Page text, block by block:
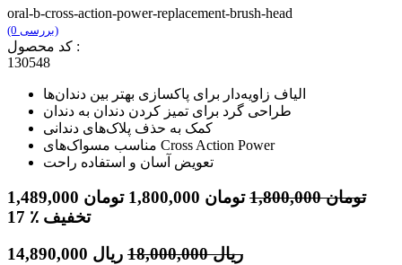
oral-b-cross-action-power-replacement-brush-head
(0 بررسی)
کد محصول :
130548
الیاف زاویه‌دار برای پاکسازی بهتر بین دندان‌ها
طراحی گرد برای تمیز کردن دندان به دندان
کمک به حذف پلاک‌های دندانی
مناسب مسواک‌های Cross Action Power
تعویض آسان و استفاده راحت
1,489,000 تومان 1,800,000 تومان 1,800,000 تومان
17
٪ تخفیف
14,890,000 ریال 18,000,000 ریال